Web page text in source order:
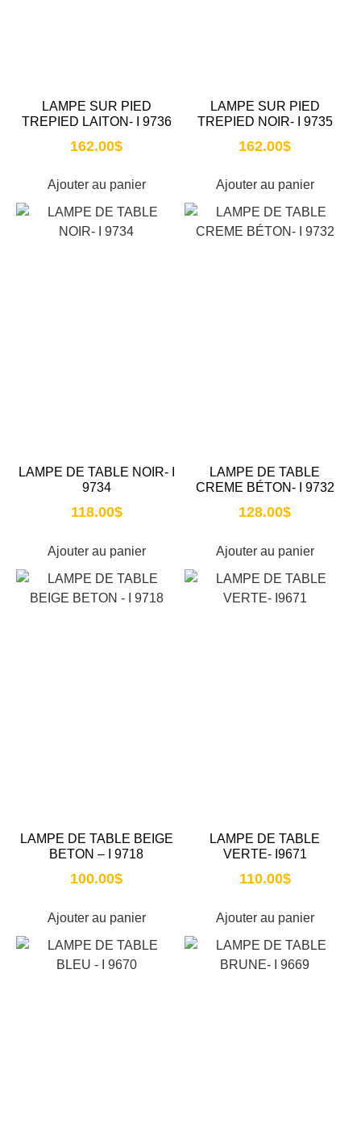
LAMPE SUR PIED
TREPIED LAITON- I 9736
162.00$
Ajouter au panier
LAMPE SUR PIED
TREPIED NOIR- I 9735
162.00$
Ajouter au panier
LAMPE DE TABLE NOIR- I
9734
118.00$
Ajouter au panier
LAMPE DE TABLE
CREME BÉTON- I 9732
128.00$
Ajouter au panier
LAMPE DE TABLE BEIGE
BETON – I 9718
100.00$
Ajouter au panier
LAMPE DE TABLE
VERTE- I9671
110.00$
Ajouter au panier